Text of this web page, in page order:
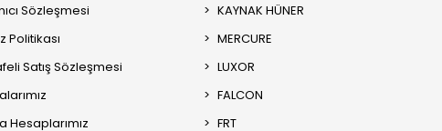
Sözleşmesi
Politikası
Satış Sözleşmesi
Hesaplarımız
KAYNAK HÜNER
MERCURE
LUXOR
FALCON
FRT